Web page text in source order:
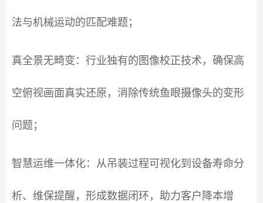
法与机械运动的匹配难题；
真全景无畸变：行业独有的图像校正技术，确保高
空俯视画面真实还原，消除传统鱼眼摄像头的变形
问题；
智慧运维一体化：从吊装过程可视化到设备寿命分
析、维保提醒，形成数据闭环，助力客户降本增